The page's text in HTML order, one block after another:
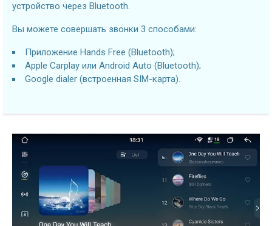
устройство через Bluetooth.
Вы можете совершать звонки 3 способами:
Приложение Hands Free (Bluetooth);
Apple Carplay или Android Auto (Bluetooth);
Google dialer (встроенная SIM-карта).